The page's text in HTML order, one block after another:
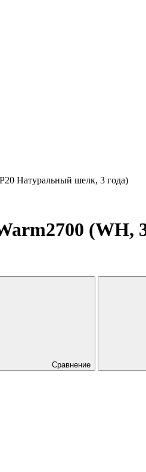
Натуральный шелк, 3 года)
(WH,
Сравнение